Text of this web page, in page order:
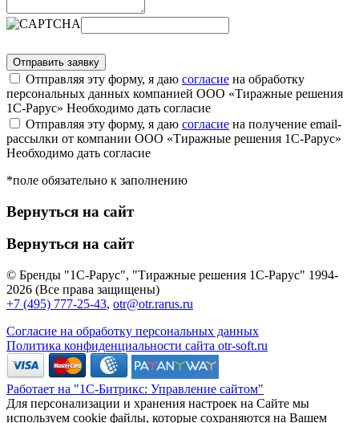
Отправляя эту форму, я даю согласие на обработку
персональных данных компанией ООО «Тиражные решения
1С-Рарус» Необходимо дать согласие
Отправляя эту форму, я даю согласие на получение email-
рассылки от компании ООО «Тиражные решения 1С-Рарус»
Необходимо дать согласие
*поле обязательно к заполнению
Вернуться на сайт
Вернуться на сайт
© Бренды "1С-Рарус", "Тиражные решения 1С-Рарус" 1994-
2026 (Все права защищены)
+7 (495) 777-25-43, otr@otr.rarus.ru
Согласие на обработку персональных данных
Политика конфиденциальности сайта otr-soft.ru
Работает на "1С-Битрикс: Управление сайтом"
Для персонализации и хранения настроек на Сайте мы
используем cookie файлы, которые сохраняются на Вашем